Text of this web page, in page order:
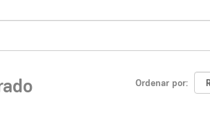
Ordenar por